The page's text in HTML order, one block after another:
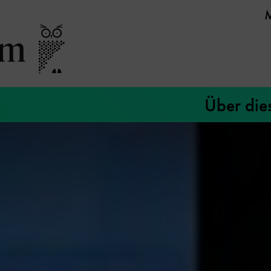
Über